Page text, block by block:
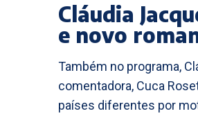
Cláudia
e novo
Também no programa,
comentadora, Cuca
países diferentes por